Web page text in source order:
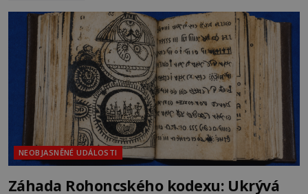
na legendě něco pravdy, nebo jde jen o fascinující
souhru okolností? Když antropolog Michail
Gerasimov (1907-1970) a
NEOBJASNĚNÉ UDÁLOSTI
Záhada Rohoncského kodexu: Ukrývá